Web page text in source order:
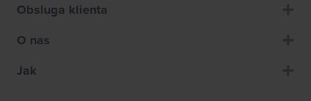
Obsluga klienta
O nas
Jak